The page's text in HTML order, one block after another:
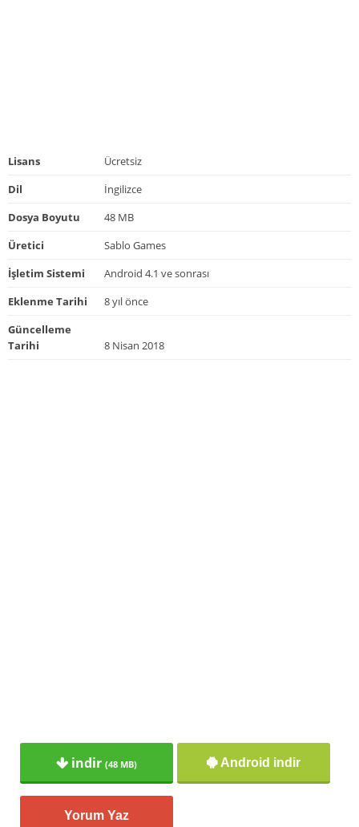
Lisans
Ücretsiz
Dil
İngilizce
Dosya Boyutu
48 MB
Üretici
Sablo Games
İşletim Sistemi
Android 4.1 ve sonrası
Eklenme Tarihi
8 yıl önce
Güncelleme
Tarihi
8 Nisan 2018
indir(48 MB) Android indir
Yorum Yaz